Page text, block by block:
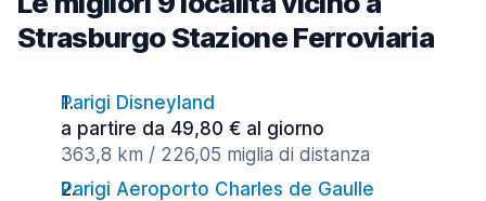
Strasburgo Stazione Ferroviaria
Parigi Disneyland
a partire da 49,80 € al giorno
363,8 km / 226,05 miglia di distanza
Parigi Aeroporto Charles de Gaulle